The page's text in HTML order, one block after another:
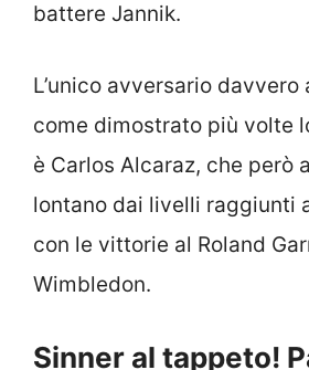
battere Jannik.
L’unico avversario davvero
come dimostrato più volte
è Carlos Alcaraz, che però
lontano dai livelli raggiunti
con le vittorie al Roland
Wimbledon.
Sinner al tappeto!